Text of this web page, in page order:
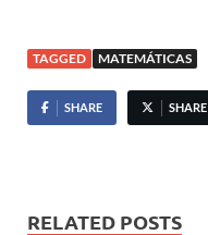
TAGGED MATEMÁTICAS
SHARE SHARE
RELATED POSTS